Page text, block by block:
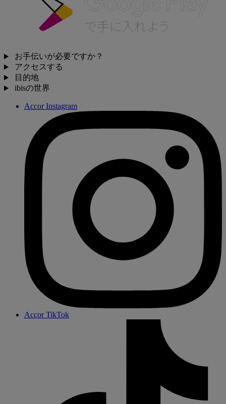
お手伝いが必要ですか？
アクセスする
目的地
ibisの世界
Accor Instagram
Accor TikTok